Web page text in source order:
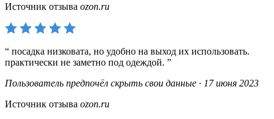
Источник отзыва ozon.ru
посадка низковата, но удобно на выход их использовать.
практически не заметно под одеждой.
Пользователь предпочёл скрыть свои данные · 17 июня 2023
Источник отзыва ozon.ru